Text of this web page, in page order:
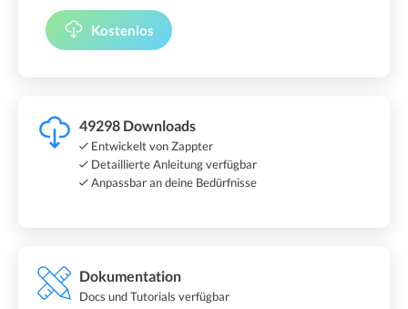
Kostenlos
49298 Downloads
Entwickelt von Zappter
Detaillierte Anleitung verfügbar
Anpassbar an deine Bedürfnisse
Dokumentation
Docs und Tutorials verfügbar